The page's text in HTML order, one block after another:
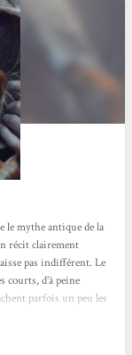
le mythe antique de la
récit clairement
pas indifférent. Le
courts, d’à peine
parfois un peu les
et l’utilisation de